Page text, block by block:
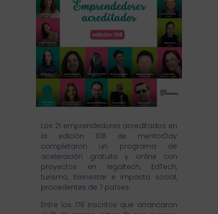
Los 21 emprendedores acreditados en
la edición 108 de mentorDay
completaron un programa de
aceleración gratuito y online con
proyectos en legaltech, EdTech,
turismo, bienestar e impacto social,
procedentes de 7 países.
Entre los 178 inscritos que arrancaron